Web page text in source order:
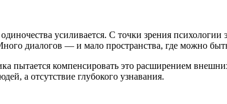
усиливается. С точки зрения
диалогов — и мало пространства, где можно
пытается компенсировать это расширением
а отсутствие глубокого узнавания.